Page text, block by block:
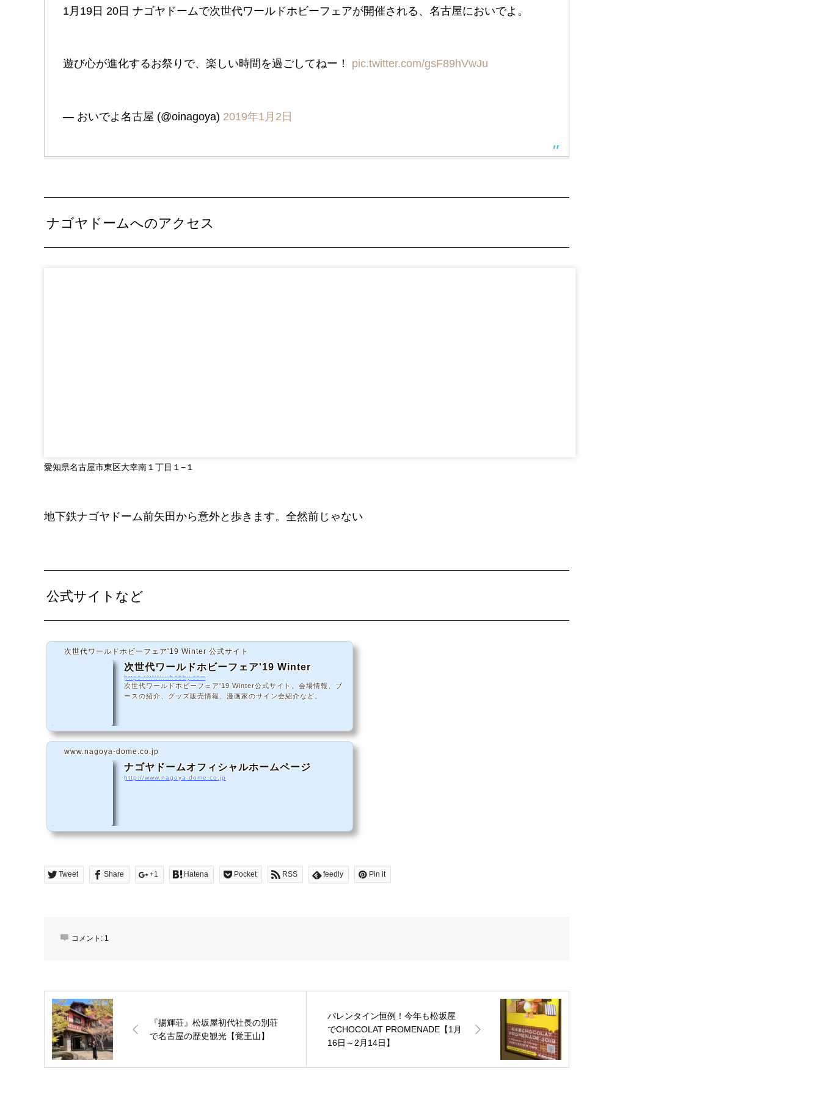
1月19日 20日 ナゴヤドームで次世代ワールドホビーフェアが開催される、名古屋においでよ。
遊び心が進化するお祭りで、楽しい時間を過ごしてねー！ pic.twitter.com/gsF89hVwJu
— おいでよ名古屋 (@oinagoya) 2019年1月2日
ナゴヤドームへのアクセス
愛知県名古屋市東区大幸南１丁目１−１
地下鉄ナゴヤドーム前矢田から意外と歩きます。全然前じゃない
公式サイトなど
次世代ワールドホビーフェア'19 Winter 公式サイト
次世代ワールドホビーフェア'19 Winter
https://www.whobby.com
次世代ワールドホビーフェア'19 Winter公式サイト。会場情報、ブ
ースの紹介、グッズ販売情報、漫画家のサイン会紹介など。
www.nagoya-dome.co.jp
ナゴヤドームオフィシャルホームページ
http://www.nagoya-dome.co.jp
Tweet Share +1 Hatena Pocket RSS feedly Pin it
コメント: 1
『揚輝荘』松坂屋初代社長の別荘
で名古屋の歴史観光【覚王山】
バレンタイン恒例！今年も松坂屋
でCHOCOLAT PROMENADE【1月
16日～2月14日】